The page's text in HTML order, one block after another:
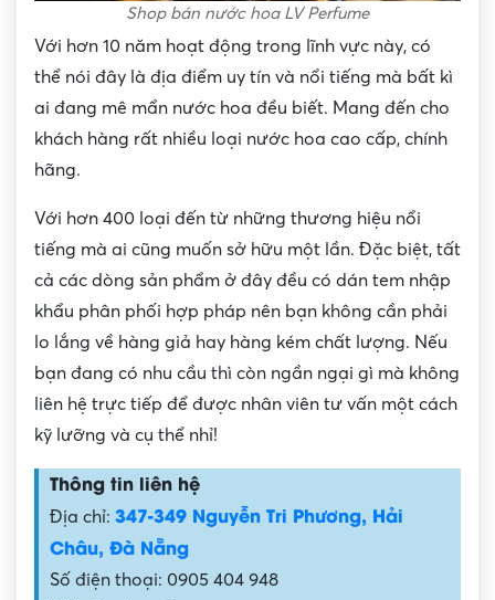
Shop bán nước hoa LV Perfume
Với hơn 10 năm hoạt động trong lĩnh vực này, có
thể nói đây là địa điểm uy tín và nổi tiếng mà bất kì
ai đang mê mẩn nước hoa đều biết. Mang đến cho
khách hàng rất nhiều loại nước hoa cao cấp, chính
hãng.
Với hơn 400 loại đến từ những thương hiệu nổi
tiếng mà ai cũng muốn sở hữu một lần. Đặc biệt, tất
cả các dòng sản phẩm ở đây đều có dán tem nhập
khẩu phân phối hợp pháp nên bạn không cần phải
lo lắng về hàng giả hay hàng kém chất lượng. Nếu
bạn đang có nhu cầu thì còn ngần ngại gì mà không
liên hệ trực tiếp để được nhân viên tư vấn một cách
kỹ lưỡng và cụ thể nhỉ!
Thông tin liên hệ
Địa chỉ: 347-349 Nguyễn Tri Phương, Hải
Châu, Đà Nẵng
Số điện thoại: 0905 404 948